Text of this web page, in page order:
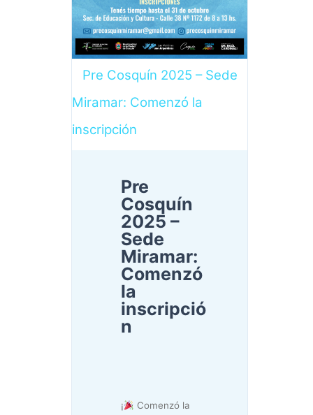
Pre Cosquín 2025 – Sede
Miramar: Comenzó la
inscripción
Pre
Cosquín
2025 –
Sede
Miramar:
Comenzó
la
inscripció
n
¡
Comenzó la